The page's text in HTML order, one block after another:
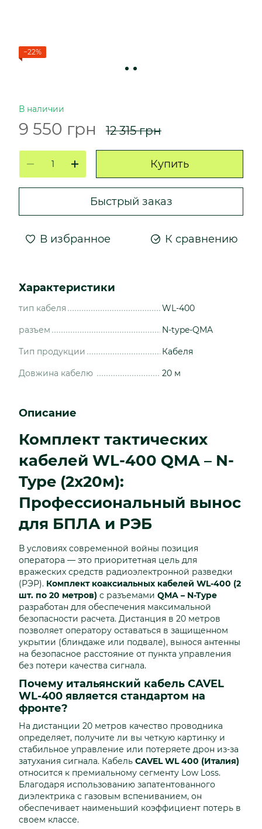
−22%
В наличии
9 550 грн 12 315 грн
Купить
Быстрый заказ
В избранное К сравнению
Характеристики
тип кабеля WL-400
разъем N-type-QMA
Тип продукции Кабеля
Довжина кабелю 20 м
Описание
Комплект тактических
кабелей WL-400 QMA – N-
Type (2х20м):
Профессиональный вынос
для БПЛА и РЭБ
В условиях современной войны позиция
оператора — это приоритетная цель для
вражеских средств радиоэлектронной разведки
(РЭР). Комплект коаксиальных кабелей WL-400 (2
шт. по 20 метров) с разъемами QMA – N-Type
разработан для обеспечения максимальной
безопасности расчета. Дистанция в 20 метров
позволяет оператору оставаться в защищенном
укрытии (блиндаже или подвале), вынося антенны
на безопасное расстояние от пункта управления
без потери качества сигнала.
Почему итальянский кабель CAVEL
WL-400 является стандартом на
фронте?
На дистанции 20 метров качество проводника
определяет, получите ли вы четкую картинку и
стабильное управление или потеряете дрон из-за
затухания сигнала. Кабель CAVEL WL 400 (Италия)
относится к премиальному сегменту Low Loss.
Благодаря использованию запатентованного
диэлектрика с газовым вспениванием, он
обеспечивает наименьший коэффициент потерь в
своем классе.